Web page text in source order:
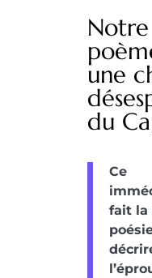
une
du
Ce
fait la